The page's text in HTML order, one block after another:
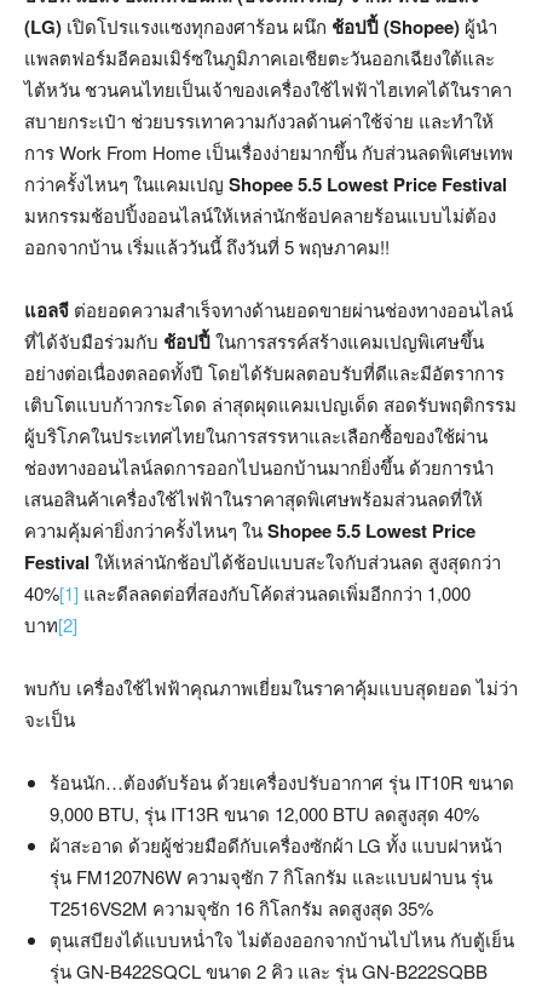
(LG) เปิดโปรแรงแซงทุกองศาร้อน ผนึก ช้อปปี้(Shopee) ผู้นำ
แพลตฟอร์มอีคอมเมิร์ซในภูมิภาคเอเชียตะวันออกเฉียงใต้และ
ไต้หวัน ชวนคนไทยเป็นเจ้าของเครื่องใช้ไฟฟ้าไฮเทคได้ในราคา
สบายกระเป๋า ช่วยบรรเทาความกังวลด้านค่าใช้จ่าย และทำให้
การ Work From Home เป็นเรื่องง่ายมากขึ้น กับส่วนลดพิเศษเทพ
กว่าครั้งไหนๆ ในแคมเปญ Shopee 5.5 Lowest Price Festival
มหกรรมช้อปปิ้งออนไลน์ให้เหล่านักช้อปคลายร้อนแบบไม่ต้อง
ออกจากบ้าน เริ่มแล้ววันนี้ ถึงวันที่ 5 พฤษภาคม!!
แอลจี ต่อยอดความสำเร็จทางด้านยอดขายผ่านช่องทางออนไลน์
ที่ได้จับมือร่วมกับ ช้อปปี้ในการสรรค์สร้างแคมเปญพิเศษขึ้น
อย่างต่อเนื่องตลอดทั้งปี โดยได้รับผลตอบรับที่ดีและมีอัตราการ
เติบโตแบบก้าวกระโดด ล่าสุดผุดแคมเปญเด็ด สอดรับพฤติกรรม
ผู้บริโภคในประเทศไทยในการสรรหาและเลือกซื้อของใช้ผ่าน
ช่องทางออนไลน์ลดการออกไปนอกบ้านมากยิ่งขึ้น ด้วยการนำ
เสนอสินค้าเครื่องใช้ไฟฟ้าในราคาสุดพิเศษพร้อมส่วนลดที่ให้
ความคุ้มค่ายิ่งกว่าครั้งไหนๆ ในShopee 5.5 Lowest Price
Festival ให้เหล่านักช้อปได้ช้อปแบบสะใจกับส่วนลด สูงสุดกว่า
40%[1] และดีลลดต่อที่สองกับโค้ดส่วนลดเพิ่มอีกกว่า 1,000
บาท[2]
พบกับ เครื่องใช้ไฟฟ้าคุณภาพเยี่ยมในราคาคุ้มแบบสุดยอด ไม่ว่า
จะเป็น
ร้อนนัก…ต้องดับร้อน ด้วยเครื่องปรับอากาศ รุ่น IT10R ขนาด
9,000 BTU, รุ่น IT13R ขนาด 12,000 BTU ลดสูงสุด 40%
ผ้าสะอาด ด้วยผู้ช่วยมือดีกับเครื่องซักผ้า LG ทั้ง แบบฝาหน้า
รุ่น FM1207N6W ความจุซัก 7 กิโลกรัม และแบบฝาบน รุ่น
T2516VS2M ความจุซัก 16 กิโลกรัม ลดสูงสุด 35%
ตุนเสบียงได้แบบหน่ำใจ ไม่ต้องออกจากบ้านไปไหน กับตู้เย็น
รุ่น GN-B422SQCL ขนาด 2 คิว และ รุ่น GN-B222SQBB